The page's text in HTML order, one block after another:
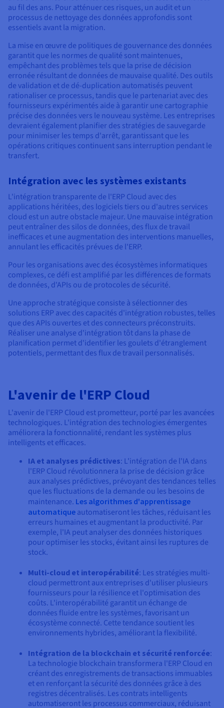
au fil des ans. Pour atténuer ces risques, un audit et un
processus de nettoyage des données approfondis sont
essentiels avant la migration.
La mise en œuvre de politiques de gouvernance des données
garantit que les normes de qualité sont maintenues,
empêchant des problèmes tels que la prise de décision
erronée résultant de données de mauvaise qualité. Des outils
de validation et de dé-duplication automatisés peuvent
rationaliser ce processus, tandis que le partenariat avec des
fournisseurs expérimentés aide à garantir une cartographie
précise des données vers le nouveau système. Les entreprises
devraient également planifier des stratégies de sauvegarde
pour minimiser les temps d'arrêt, garantissant que les
opérations critiques continuent sans interruption pendant le
transfert.
Intégration avec les systèmes existants
L'intégration transparente de l'ERP Cloud avec des
applications héritées, des logiciels tiers ou d'autres services
cloud est un autre obstacle majeur. Une mauvaise intégration
peut entraîner des silos de données, des flux de travail
inefficaces et une augmentation des interventions manuelles,
annulant les efficacités prévues de l'ERP.
Pour les organisations avec des écosystèmes informatiques
complexes, ce défi est amplifié par les différences de formats
de données, d'APIs ou de protocoles de sécurité.
Une approche stratégique consiste à sélectionner des
solutions ERP avec des capacités d'intégration robustes, telles
que des APIs ouvertes et des connecteurs préconstruits.
Réaliser une analyse d'intégration tôt dans la phase de
planification permet d'identifier les goulets d'étranglement
potentiels, permettant des flux de travail personnalisés.
L'avenir de l'ERP Cloud
L'avenir de l'ERP Cloud est prometteur, porté par les avancées
technologiques. L'intégration des technologies émergentes
améliorera la fonctionnalité, rendant les systèmes plus
intelligents et efficaces.
IA et analyses prédictives: L'intégration de l'IA dans
l'ERP Cloud révolutionnera la prise de décision grâce
aux analyses prédictives, prévoyant des tendances telles
que les fluctuations de la demande ou les besoins de
maintenance. Les algorithmes d'apprentissage
automatique automatiseront les tâches, réduisant les
erreurs humaines et augmentant la productivité. Par
exemple, l'IA peut analyser des données historiques
pour optimiser les stocks, évitant ainsi les ruptures de
stock.
Multi-cloud et interopérabilité: Les stratégies multi-
cloud permettront aux entreprises d'utiliser plusieurs
fournisseurs pour la résilience et l'optimisation des
coûts. L'interopérabilité garantit un échange de
données fluide entre les systèmes, favorisant un
écosystème connecté. Cette tendance soutient les
environnements hybrides, améliorant la flexibilité.
Intégration de la blockchain et sécurité renforcée:
La technologie blockchain transformera l'ERP Cloud en
créant des enregistrements de transactions immuables
et en renforçant la sécurité des données grâce à des
registres décentralisés. Les contrats intelligents
automatiseront les processus commerciaux, réduisant